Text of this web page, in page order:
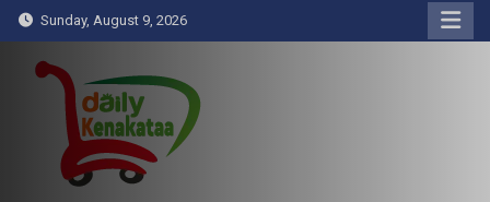
Skip
to
content
Sunday, August 9, 2026